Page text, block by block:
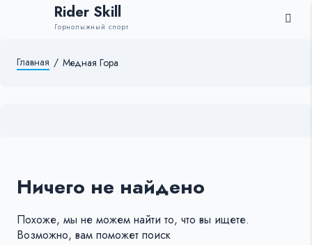
Rider Skill
Горнолыжный спорт
Главная / Медная Гора
Ничего не найдено
Похоже, мы не можем найти то, что вы ищете.
Возможно, вам поможет поиск